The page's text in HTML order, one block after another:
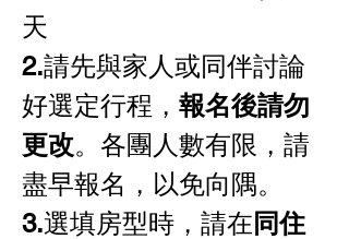
天
2.請先與家人或同伴討論
好選定行程， 報名後請勿
更改。各團人數有限，請
盡早報名，以免向隅。
3.選填房型時，請在同住